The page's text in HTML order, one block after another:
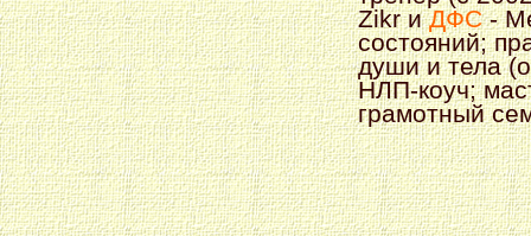
Zikr иДФС-
состояний;
души и тела
НЛП-коуч;
грамотный